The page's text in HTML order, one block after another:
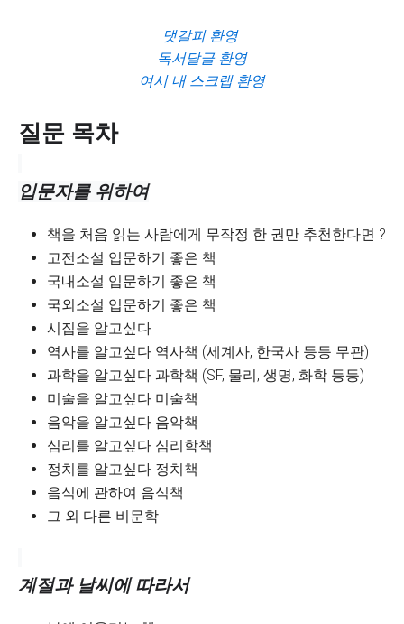
댓갈피 환영
독서달글 환영
여시 내 스크랩 환영
질문 목차
입문자를 위하여
책을 처음 읽는 사람에게 무작정 한 권만 추천한다면 ?
고전소설 입문하기 좋은 책
국내소설 입문하기 좋은 책
국외소설 입문하기 좋은 책
시집을 알고싶다
역사를 알고싶다 역사책 (세계사, 한국사 등등 무관)
과학을 알고싶다 과학책 (SF, 물리, 생명, 화학 등등)
미술을 알고싶다 미술책
음악을 알고싶다 음악책
심리를 알고싶다 심리학책
정치를 알고싶다 정치책
음식에 관하여 음식책
그 외 다른 비문학
계절과 날씨에 따라서